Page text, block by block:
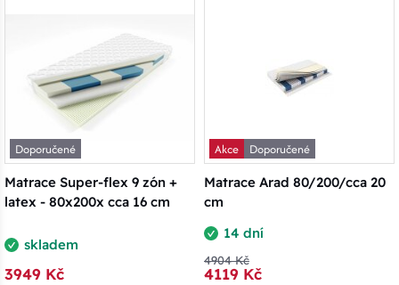
Doporučené
Matrace Super-flex 9 zón +
latex - 80x200x cca 16 cm
skladem
3949 Kč
Akce
Doporučené
Matrace Arad 80/200/cca 20
cm
14 dní
4904 Kč
4119 Kč